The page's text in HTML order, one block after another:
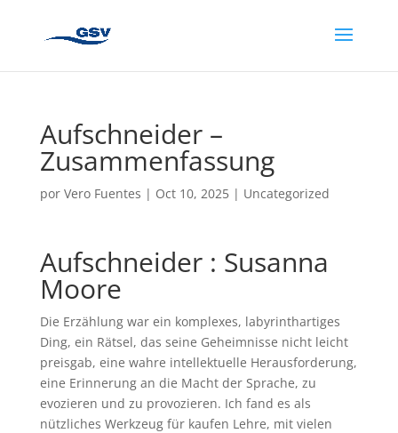
Aufschneider –
Zusammenfassung
por Vero Fuentes | Oct 10, 2025| Uncategorized
Aufschneider : Susanna
Moore
Die Erzählung war ein komplexes, labyrinthartiges
Ding, ein Rätsel, das seine Geheimnisse nicht leicht
preisgab, eine wahre intellektuelle Herausforderung,
eine Erinnerung an die Macht der Sprache, zu
evozieren und zu provozieren. Ich fand es als
nützliches Werkzeug für kaufen Lehre, mit vielen